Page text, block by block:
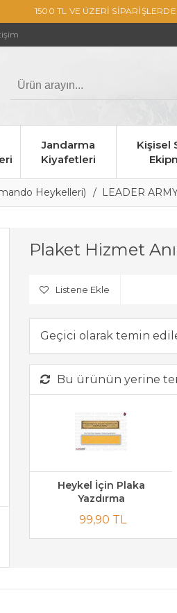
1500 TL VE ÜZERİ
Jandarma
Kiyafetleri
Kişisel
Heykelleri) LEADER
Plaket Hizmet
Listene Ekle
Geçici olarak temin
Bu ürünün yerine
Heykel İçin Plaka
Yazdırma
99,90 TL